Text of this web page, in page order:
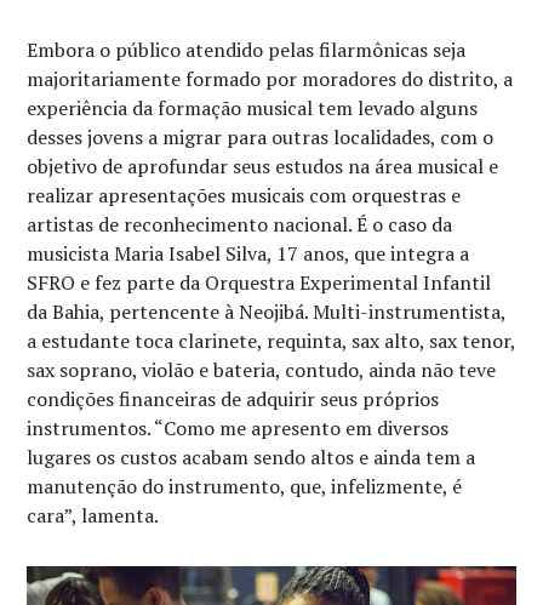
Embora o público atendido pelas filarmônicas seja
majoritariamente formado por moradores do distrito, a
experiência da formação musical tem levado alguns
desses jovens a migrar para outras localidades, com o
objetivo de aprofundar seus estudos na área musical e
realizar apresentações musicais com orquestras e
artistas de reconhecimento nacional. É o caso da
musicista Maria Isabel Silva, 17 anos, que integra a
SFRO e fez parte da Orquestra Experimental Infantil
da Bahia, pertencente à Neojibá. Multi-instrumentista,
a estudante toca clarinete, requinta, sax alto, sax tenor,
sax soprano, violão e bateria, contudo, ainda não teve
condições financeiras de adquirir seus próprios
instrumentos. “Como me apresento em diversos
lugares os custos acabam sendo altos e ainda tem a
manutenção do instrumento, que, infelizmente, é
cara”, lamenta.